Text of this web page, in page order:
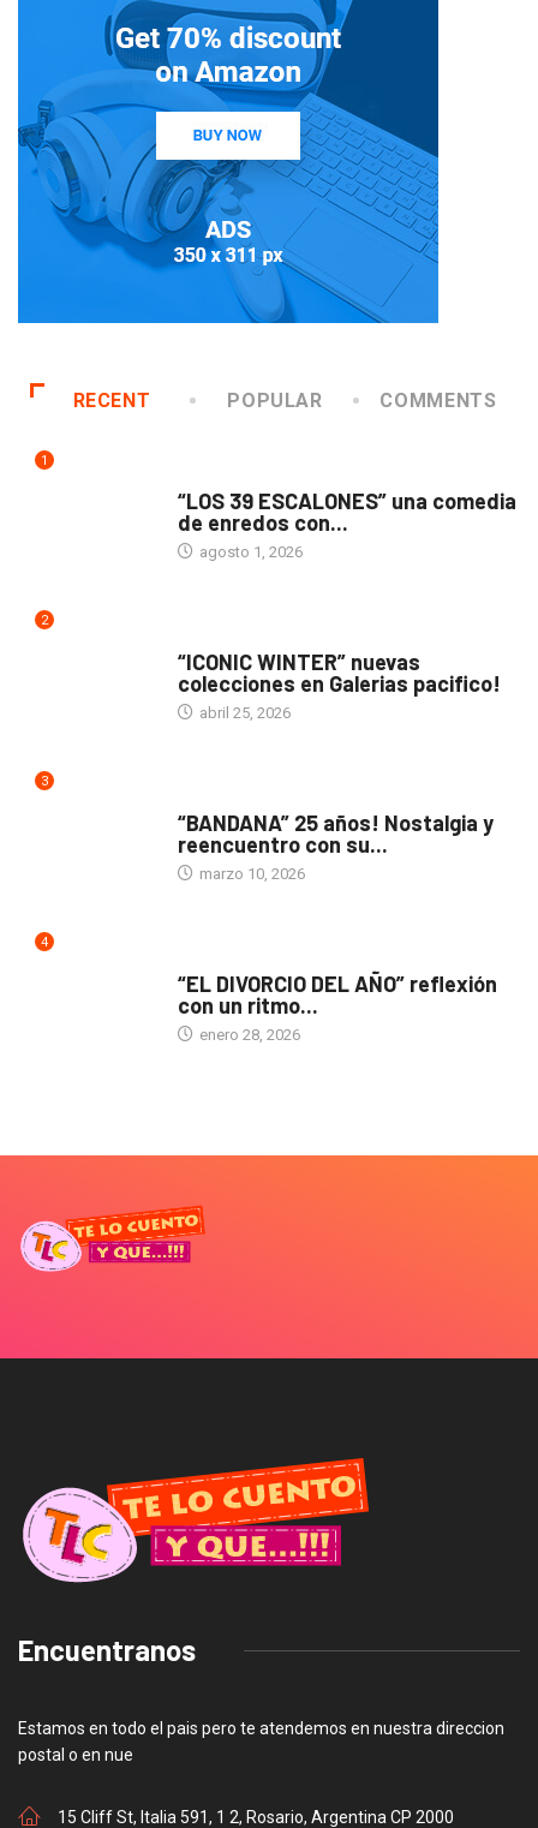
RECENT POPULAR COMMENTS
1
“LOS 39 ESCALONES” una comedia
de enredos con...
agosto 1, 2026
2
“ICONIC WINTER” nuevas
colecciones en Galerias pacifico!
abril 25, 2026
3
“BANDANA” 25 años! Nostalgia y
reencuentro con su...
marzo 10, 2026
4
“EL DIVORCIO DEL AÑO” reflexión
con un ritmo...
enero 28, 2026
Encuentranos
Estamos en todo el pais pero te atendemos en nuestra direccion
postal o en nue
15 Cliff St, Italia 591, 1 2, Rosario, Argentina CP 2000